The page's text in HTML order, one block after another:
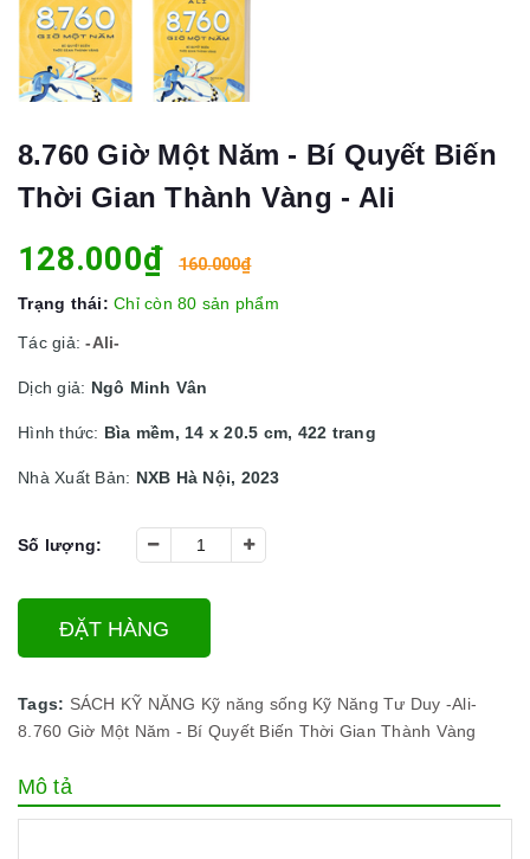
8.760 Giờ Một Năm - Bí Quyết Biến
Thời Gian Thành Vàng - Ali
128.000₫ 160.000₫
Trạng thái: Chỉ còn 80 sản phẩm
Tác giả: -Ali-
Dịch giả: Ngô Minh Vân
Hình thức: Bìa mềm, 14 x 20.5 cm, 422 trang
Nhà Xuất Bản: NXB Hà Nội, 2023
Số lượng:
ĐẶT HÀNG
Tags: SÁCH KỸ NĂNG Kỹ năng sống Kỹ Năng Tư Duy -Ali-
8.760 Giờ Một Năm - Bí Quyết Biến Thời Gian Thành Vàng
Mô tả